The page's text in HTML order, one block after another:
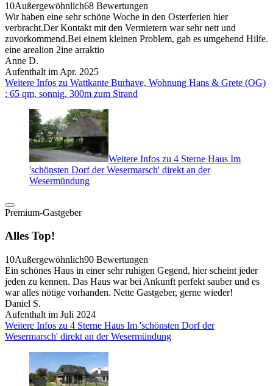
10Außergewöhnlich68 Bewertungen
Wir haben eine sehr schöne Woche in den Osterferien hier
verbracht.Der Kontakt mit den Vermietern war sehr nett und
zuvorkommend.Bei einem kleinen Problem, gab es umgehend Hilfe.
eine arealion 2ine arraktio
Anne D.
Aufenthalt im Apr. 2025
Weitere Infos zu Wattkante Burhave, Wohnung Hans & Grete (OG)
: 65 qm, sonnig, 300m zum Strand
Weitere Infos zu 4 Sterne Haus Im
'schönsten Dorf der Wesermarsch' direkt an der
Wesermündung
Premium-Gastgeber
Alles Top!
10Außergewöhnlich90 Bewertungen
Ein schönes Haus in einer sehr ruhigen Gegend, hier scheint jeder
jeden zu kennen. Das Haus war bei Ankunft perfekt sauber und es
war alles nötige vorhanden. Nette Gastgeber, gerne wieder!
Daniel S.
Aufenthalt im Juli 2024
Weitere Infos zu 4 Sterne Haus Im 'schönsten Dorf der
Wesermarsch' direkt an der Wesermündung